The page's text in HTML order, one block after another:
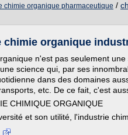
chimie organique pharmaceutique /
chimie organique
n'est pas seulement
science qui, par ses
dans des domaines
etc. De ce fait, c'est
CHIMIQUE ORGANIQUE
et son utilité, l'industrie